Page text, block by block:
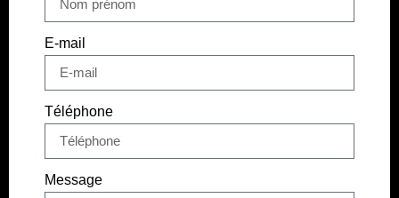
E-mail
Téléphone
Message